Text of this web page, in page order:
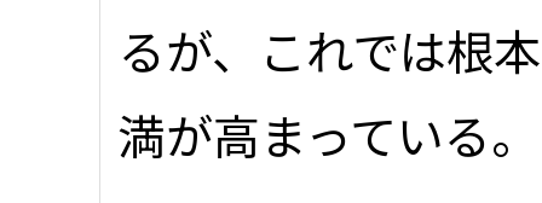
るが、これでは根
満が高まっている